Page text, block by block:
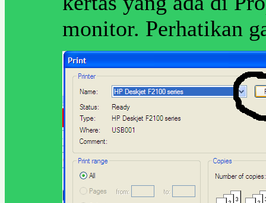
monitor. Perhatikan